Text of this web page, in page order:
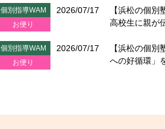
個別指導WAM
お便り
2026/07/17
【浜松の個
高校生に親が
個別指導WAM
お便り
2026/07/17
【浜松の個
への好循環」